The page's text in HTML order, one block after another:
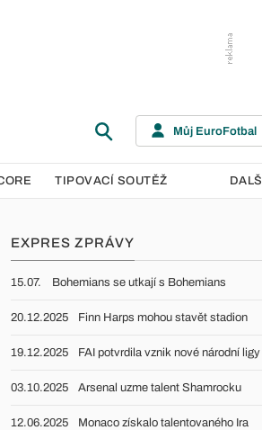
Můj EuroFotbal
TIPOVACÍ SOUTĚŽ DALŠÍ
EXPRES ZPRÁVY
15.07. Bohemians se utkají s Bohemians
20.12.2025 Finn Harps mohou stavět stadion
19.12.2025 FAI potvrdila vznik nové národní ligy
03.10.2025 Arsenal uzme talent Shamrocku
12.06.2025 Monaco získalo talentovaného Ira